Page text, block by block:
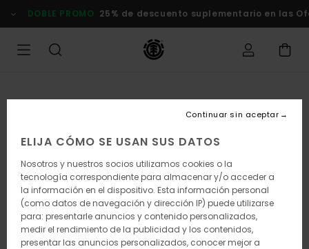
la
DOBLE PROMO 25% de descuento suplementario en las
ELIJA CÓMO SE USAN SUS DATOS
Nosotros y nuestros socios utilizamos cookies o la
tecnología correspondiente para almacenar y/o acceder a
la información en el dispositivo. Esta información personal
(como datos de navegación y dirección IP) puede utilizarse
para: presentarle anuncios y contenido personalizados,
medir el rendimiento de la publicidad y los contenidos,
presentar las anuncios personalizados, conocer mejor a
Continuar sin aceptar